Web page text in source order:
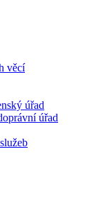
věcí
úřad
úřad